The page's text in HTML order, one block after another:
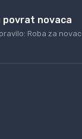
povrat novaca
Roba za novac